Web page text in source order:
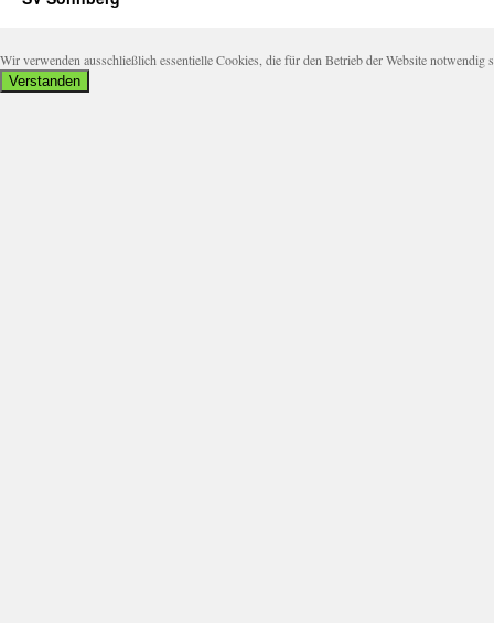
Wir verwenden ausschließlich essentielle Cookies, die für den Betrieb der Website
Verstanden